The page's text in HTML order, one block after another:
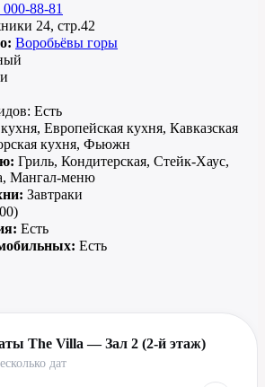
88-81
24, стр.42
Воробьёвы горы
Есть
Европейская кухня, Кавказская
кухня, Фьюжн
Гриль, Кондитерская, Стейк-Хаус,
Мангал-меню
Завтраки
Есть
Есть
The Villa — Зал 2 (2-й этаж)
дат